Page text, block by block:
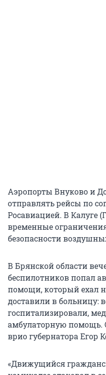
Аэропорты Внуково и
отправлять рейсы по
Росавиацией. В Калуге
временные
безопасности
В Брянской области
беспилотников попал
помощи, который ехал
доставили в больницу:
госпитализировали,
амбулаторную помощь.
врио губернатора Егор
«Движущийся